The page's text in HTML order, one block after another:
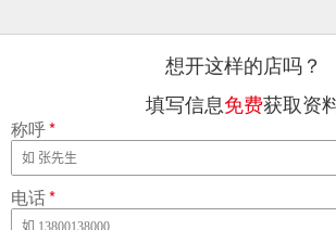
想开这样的店吗？
填写信息免费获取资
称呼*
电话*